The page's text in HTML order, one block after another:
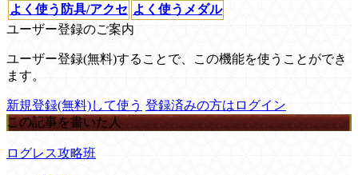
よく使う防具/アクセ よく使うメダル
ユーザー登録のご案内
ユーザー登録(無料)することで、この機能を使うことができ
ます。
新規登録(無料)して使う 登録済みの方はログイン
この記事を書いた人
ログレス攻略班